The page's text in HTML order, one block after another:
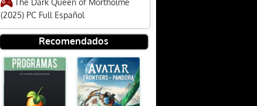
(2025) PC Full Español
Recomendados